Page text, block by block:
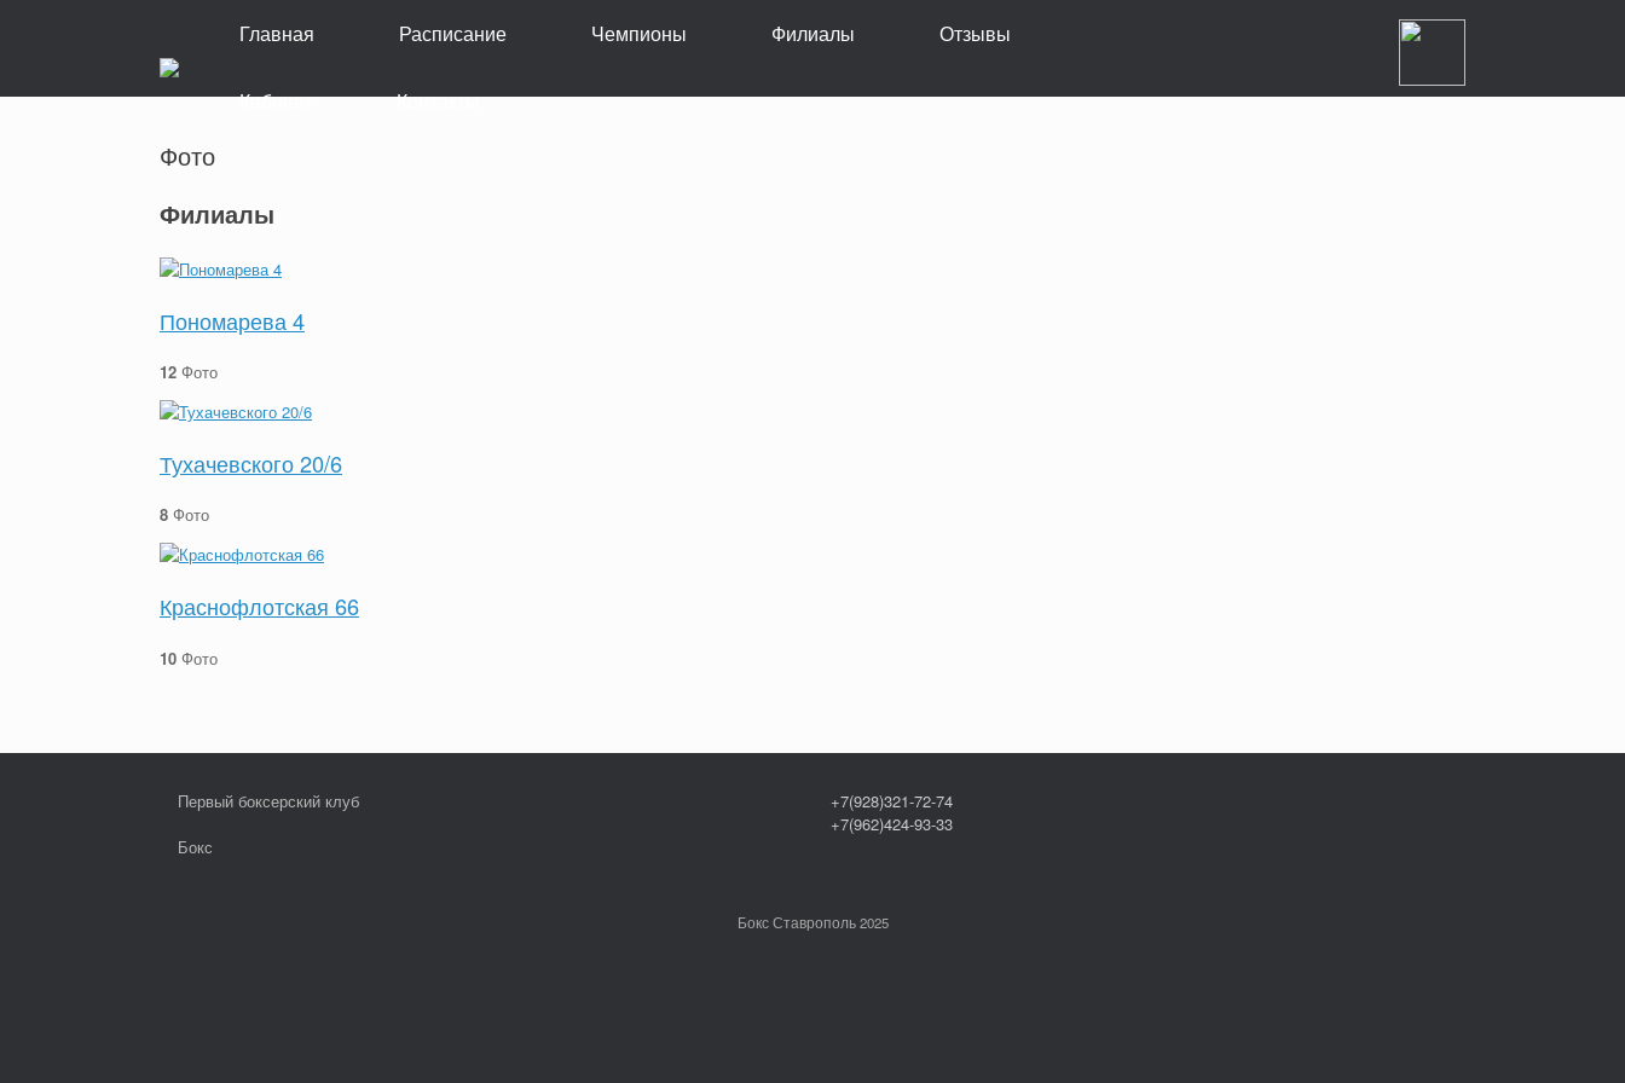
Главная Расписание Чемпионы Филиалы Отзывы
Кабинет Контакты
Фото
Филиалы
Пономарева 4
12 Фото
Тухачевского 20/6
8 Фото
Краснофлотская 66
10 Фото
Первый боксерский клуб
Бокс
+7(928)321-72-74
+7(962)424-93-33
Бокс Ставрополь 2025